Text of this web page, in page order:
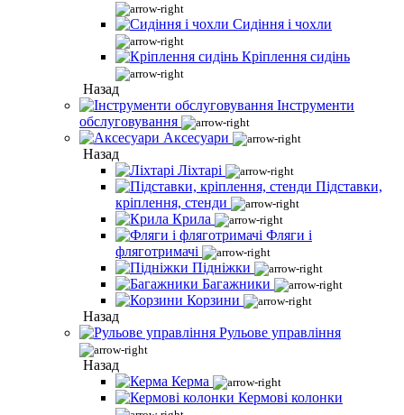
Сидіння і чохли
Кріплення сидінь
Назад
Інструменти
обслуговування
Аксесуари
Назад
Ліхтарі
Підставки,
кріплення, стенди
Крила
Фляги і
фляготримачі
Підніжки
Багажники
Корзини
Назад
Рульове управління
Назад
Керма
Кермові колонки